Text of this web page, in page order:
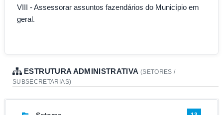
VIII - Assessorar assuntos fazendários do Município em
geral.
ESTRUTURA ADMINISTRATIVA (SETORES /
SUBSECRETARIAS)